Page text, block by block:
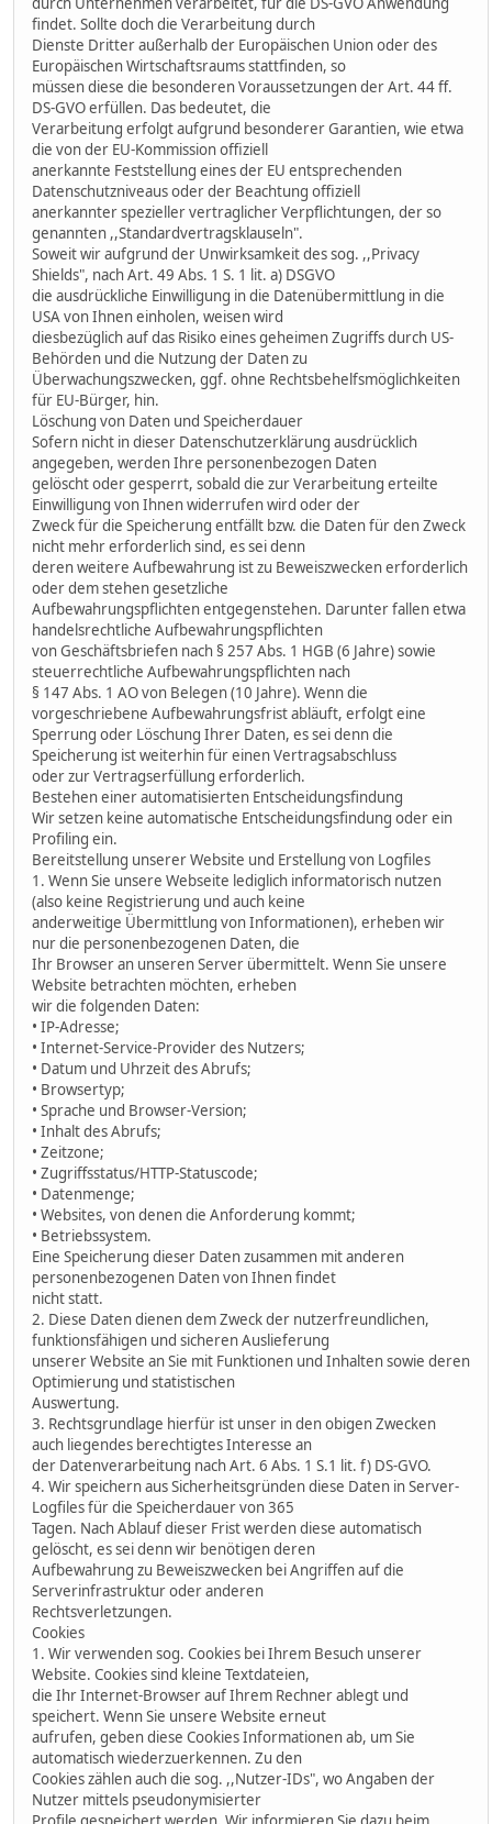
findet. Sollte doch die Verarbeitung durch
Dienste Dritter außerhalb der Europäischen Union oder des
Europäischen Wirtschaftsraums stattfinden, so
müssen diese die besonderen Voraussetzungen der Art. 44 ff.
DS-GVO erfüllen. Das bedeutet, die
Verarbeitung erfolgt aufgrund besonderer Garantien, wie etwa
die von der EU-Kommission offiziell
anerkannte Feststellung eines der EU entsprechenden
Datenschutzniveaus oder der Beachtung offiziell
anerkannter spezieller vertraglicher Verpflichtungen, der so
genannten ,,Standardvertragsklauseln".
Soweit wir aufgrund der Unwirksamkeit des sog. ,,Privacy
Shields", nach Art. 49 Abs. 1 S. 1 lit. a) DSGVO
die ausdrückliche Einwilligung in die Datenübermittlung in die
USA von Ihnen einholen, weisen wird
diesbezüglich auf das Risiko eines geheimen Zugriffs durch US-
Behörden und die Nutzung der Daten zu
Überwachungszwecken, ggf. ohne Rechtsbehelfsmöglichkeiten
für EU-Bürger, hin.
Löschung von Daten und Speicherdauer
Sofern nicht in dieser Datenschutzerklärung ausdrücklich
angegeben, werden Ihre personenbezogen Daten
gelöscht oder gesperrt, sobald die zur Verarbeitung erteilte
Einwilligung von Ihnen widerrufen wird oder der
Zweck für die Speicherung entfällt bzw. die Daten für den Zweck
nicht mehr erforderlich sind, es sei denn
deren weitere Aufbewahrung ist zu Beweiszwecken erforderlich
oder dem stehen gesetzliche
Aufbewahrungspflichten entgegenstehen. Darunter fallen etwa
handelsrechtliche Aufbewahrungspflichten
von Geschäftsbriefen nach § 257 Abs. 1 HGB (6 Jahre) sowie
steuerrechtliche Aufbewahrungspflichten nach
§ 147 Abs. 1 AO von Belegen (10 Jahre). Wenn die
vorgeschriebene Aufbewahrungsfrist abläuft, erfolgt eine
Sperrung oder Löschung Ihrer Daten, es sei denn die
Speicherung ist weiterhin für einen Vertragsabschluss
oder zur Vertragserfüllung erforderlich.
Bestehen einer automatisierten Entscheidungsfindung
Wir setzen keine automatische Entscheidungsfindung oder ein
Profiling ein.
Bereitstellung unserer Website und Erstellung von Logfiles
1. Wenn Sie unsere Webseite lediglich informatorisch nutzen
(also keine Registrierung und auch keine
anderweitige Übermittlung von Informationen), erheben wir
nur die personenbezogenen Daten, die
Ihr Browser an unseren Server übermittelt. Wenn Sie unsere
Website betrachten möchten, erheben
wir die folgenden Daten:
• IP-Adresse;
• Internet-Service-Provider des Nutzers;
• Datum und Uhrzeit des Abrufs;
• Browsertyp;
• Sprache und Browser-Version;
• Inhalt des Abrufs;
• Zeitzone;
• Zugriffsstatus/HTTP-Statuscode;
• Datenmenge;
• Websites, von denen die Anforderung kommt;
• Betriebssystem.
Eine Speicherung dieser Daten zusammen mit anderen
personenbezogenen Daten von Ihnen findet
nicht statt.
2. Diese Daten dienen dem Zweck der nutzerfreundlichen,
funktionsfähigen und sicheren Auslieferung
unserer Website an Sie mit Funktionen und Inhalten sowie deren
Optimierung und statistischen
Auswertung.
3. Rechtsgrundlage hierfür ist unser in den obigen Zwecken
auch liegendes berechtigtes Interesse an
der Datenverarbeitung nach Art. 6 Abs. 1 S.1 lit. f) DS-GVO.
4. Wir speichern aus Sicherheitsgründen diese Daten in Server-
Logfiles für die Speicherdauer von 365
Tagen. Nach Ablauf dieser Frist werden diese automatisch
gelöscht, es sei denn wir benötigen deren
Aufbewahrung zu Beweiszwecken bei Angriffen auf die
Serverinfrastruktur oder anderen
Rechtsverletzungen.
Cookies
1. Wir verwenden sog. Cookies bei Ihrem Besuch unserer
Website. Cookies sind kleine Textdateien,
die Ihr Internet-Browser auf Ihrem Rechner ablegt und
speichert. Wenn Sie unsere Website erneut
aufrufen, geben diese Cookies Informationen ab, um Sie
automatisch wiederzuerkennen. Zu den
Cookies zählen auch die sog. ,,Nutzer-IDs", wo Angaben der
Nutzer mittels pseudonymisierter